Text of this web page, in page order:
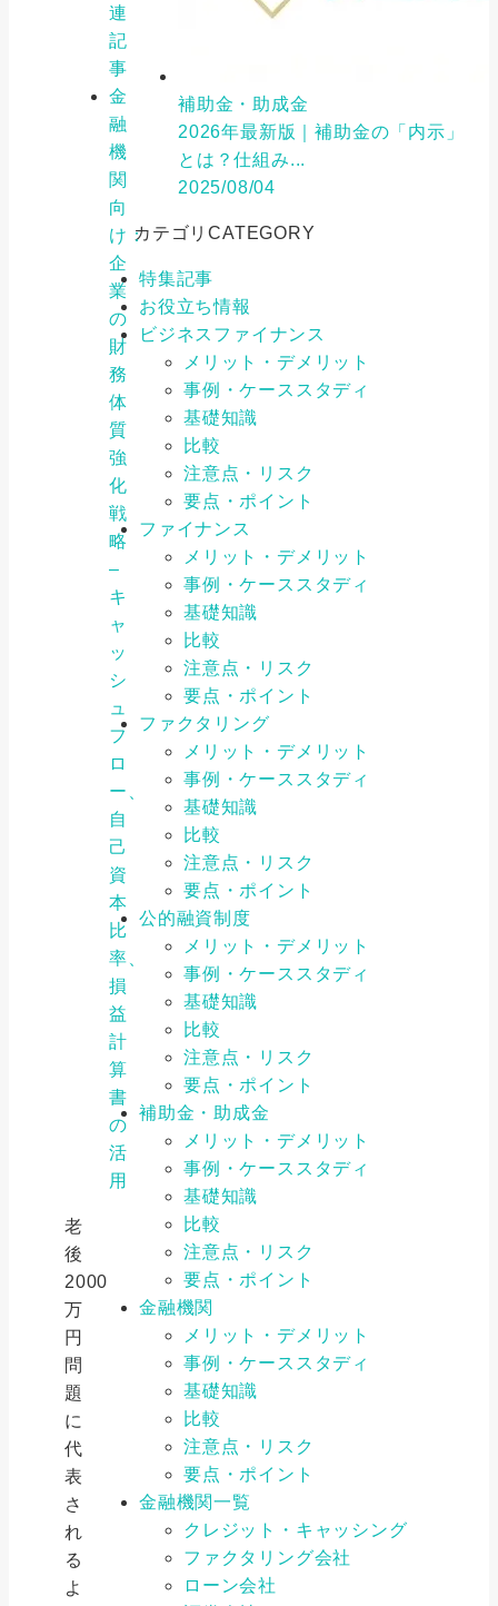
連
記
事
金
融
機
関
向
け：
企
業
の
財
務
体
質
強
化
戦
略
–
キ
ャ
ッ
シ
ュ
フ
ロ
ー、
自
己
資
本
比
率、
損
益
計
算
書
の
活
用
老
後
2000
万
円
問
題
に
代
表
さ
れ
る
よ
補助金・助成金
2026年最新版｜補助金の「内示」
とは？仕組み...
2025/08/04
カテゴリCATEGORY
特集記事
お役立ち情報
ビジネスファイナンス
メリット・デメリット
事例・ケーススタディ
基礎知識
比較
注意点・リスク
要点・ポイント
ファイナンス
メリット・デメリット
事例・ケーススタディ
基礎知識
比較
注意点・リスク
要点・ポイント
ファクタリング
メリット・デメリット
事例・ケーススタディ
基礎知識
比較
注意点・リスク
要点・ポイント
公的融資制度
メリット・デメリット
事例・ケーススタディ
基礎知識
比較
注意点・リスク
要点・ポイント
補助金・助成金
メリット・デメリット
事例・ケーススタディ
基礎知識
比較
注意点・リスク
要点・ポイント
金融機関
メリット・デメリット
事例・ケーススタディ
基礎知識
比較
注意点・リスク
要点・ポイント
金融機関一覧
クレジット・キャッシング
ファクタリング会社
ローン会社